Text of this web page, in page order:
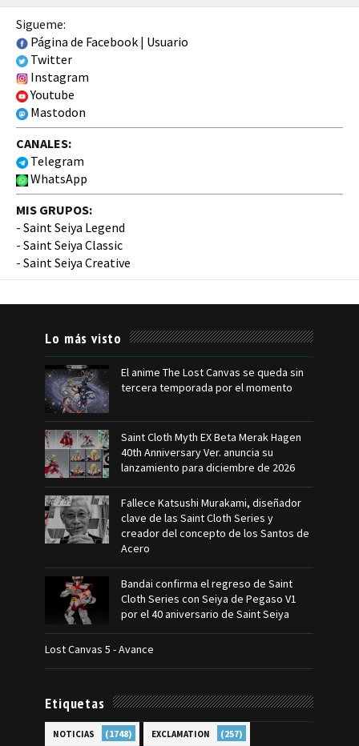
Sigueme:
Página de Facebook | Usuario
Twitter
Instagram
Youtube
Mastodon
CANALES:
Telegram
WhatsApp
MIS GRUPOS:
- Saint Seiya Legend
- Saint Seiya Classic
- Saint Seiya Creative
Lo más visto
El anime The Lost Canvas se queda sin
tercera temporada por el momento
Saint Cloth Myth EX Beta Merak Hagen
40th Anniversary Ver. anuncia su
lanzamiento para diciembre de 2026
Fallece Katsushi Murakami, diseñador
clave de las Saint Cloth Series y
creador del concepto de los Santos de
Acero
Bandai confirma el regreso de Saint
Cloth Series con Seiya de Pegaso V1
por el 40 aniversario de Saint Seiya
Lost Canvas 5 - Avance
Etiquetas
NOTICIAS (1748) EXCLAMATION (257)